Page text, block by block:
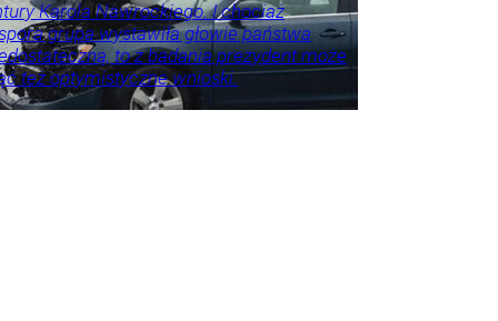
Karola Nawrockiego. I chociaż
grupa wystawiła głowie państwa
to z badania prezydent może
też optymistyczne wnioski.